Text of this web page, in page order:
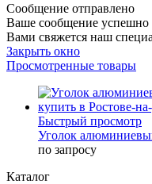
Сообщение отправлено
Ваше сообщение успешно
Вами свяжется наш
Закрыть окно
Просмотренные товары
Быстрый просмотр
Уголок
по запросу
Каталог